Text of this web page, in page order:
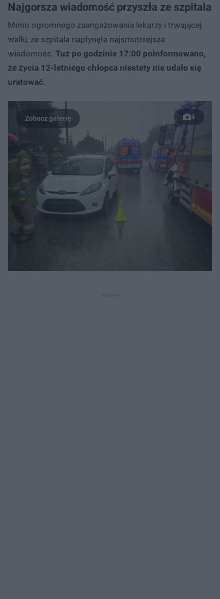
Najgorsza wiadomość przyszła ze szpitala
Mimo ogromnego zaangażowania lekarzy i trwającej
walki, ze szpitala napłynęła najsmutniejsza
wiadomość. Tuż po godzinie 17:00 poinformowano,
że życia 12-letniego chłopca niestety nie udało się
uratować.
4